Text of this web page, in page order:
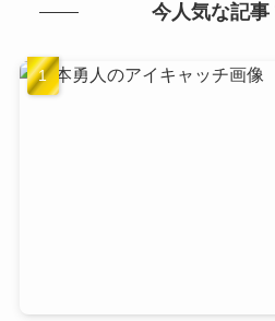
今人気な記事